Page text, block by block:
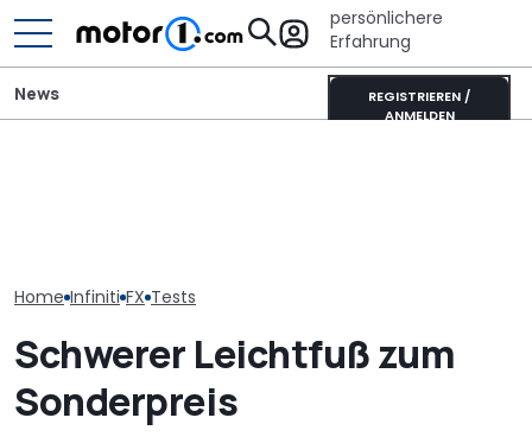
persönlichere
Erfahrung
REGISTRIEREN /
ANMELDEN
News
Home Infiniti FX Tests
Schwerer Leichtfuß zum
Sonderpreis